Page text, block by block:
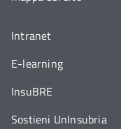
Intranet
E-learning
InsuBRE
Sostieni UnInsubria